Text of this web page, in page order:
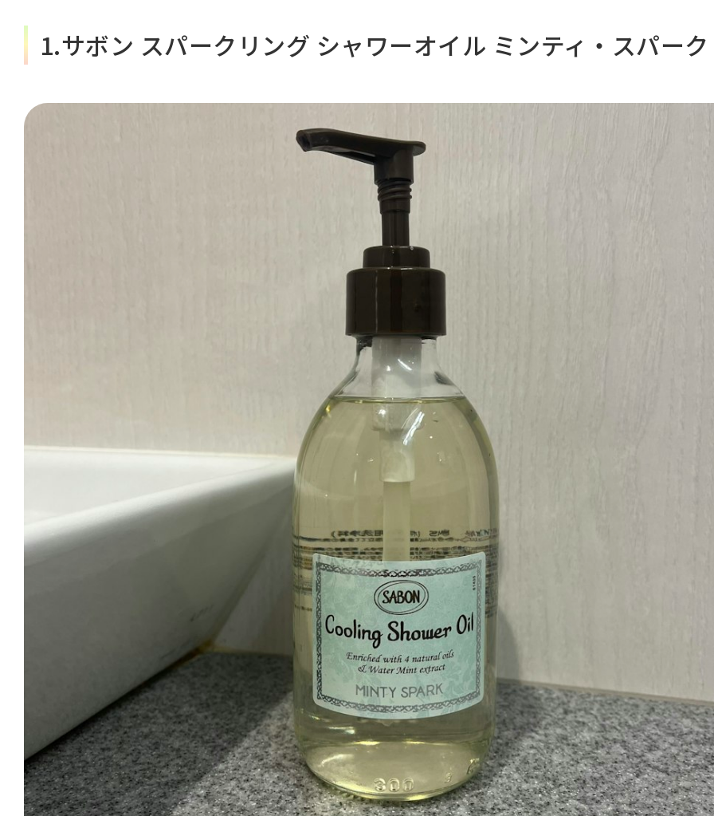
1.サボン スパークリング シャワーオイル ミンティ・スパーク